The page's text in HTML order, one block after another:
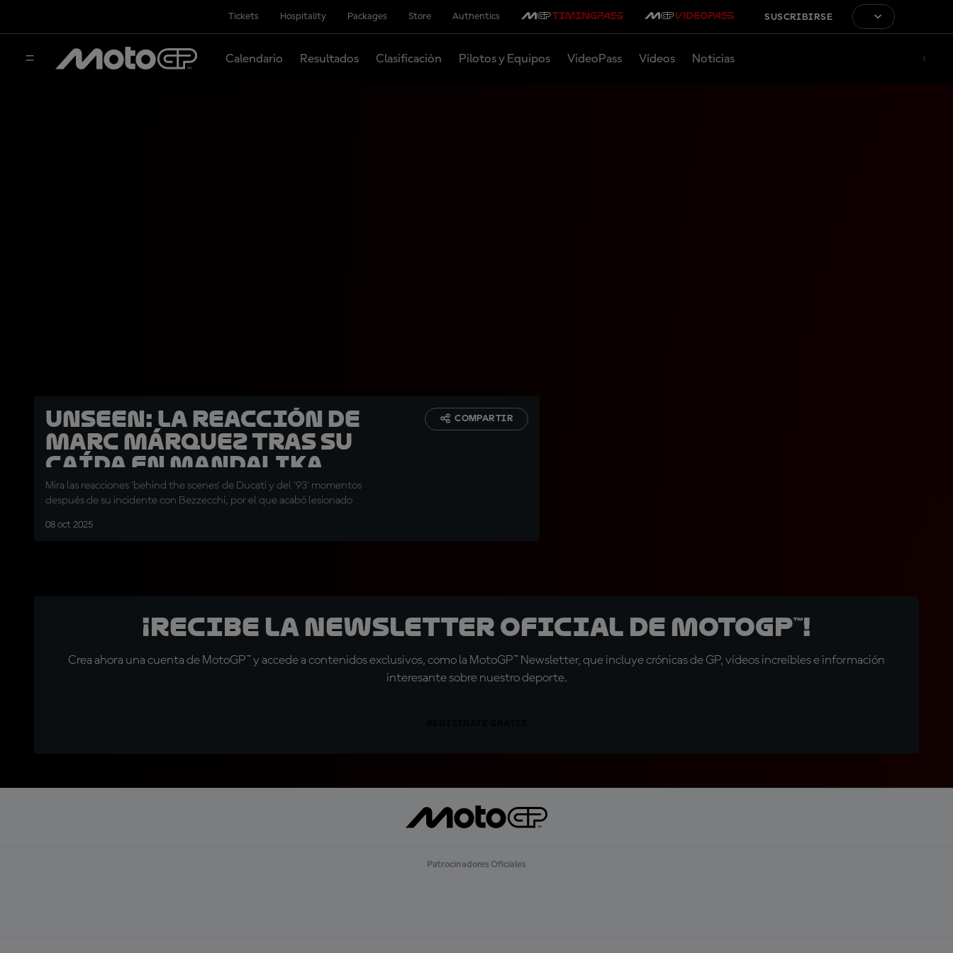
Tickets Hospitality Packages Store Authentics SUSCRIBIRSE
Calendario Resultados Clasificación Pilotos y Equipos VideoPass Vídeos Noticias
UNSEEN: La reacción de
Marc Márquez tras su
caída en Mandalika
Mira las reacciones 'behind the scenes' de Ducati y del '93' momentos
después de su incidente con Bezzecchi, por el que acabó lesionado
08 oct 2025
COMPARTIR
¡Recibe la Newsletter oficial de MotoGP™!
Crea ahora una cuenta de MotoGP™ y accede a contenidos exclusivos, como la MotoGP™ Newsletter, que incluye crónicas de GP, vídeos increíbles e información
interesante sobre nuestro deporte.
Patrocinadores Oficiales